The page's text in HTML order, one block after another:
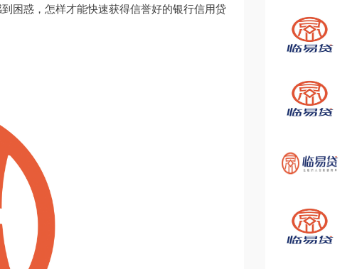
困惑，怎样才能快速获得信誉好的银行信用贷